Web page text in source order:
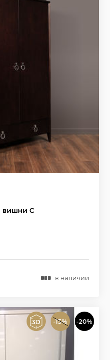
вишни C
в наличии
-15% -20%